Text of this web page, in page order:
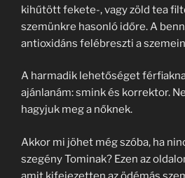
kihűtött fekete-, vagy zöld tea
szemünkre hasonló időre. A
antioxidáns felébreszti a
A harmadik lehetőséget
ajánlanám: smink és korrektor.
hagyjuk meg a nőknek.
Akkor mi jöhet még szóba, ha
szegény Tominak? Ezen az